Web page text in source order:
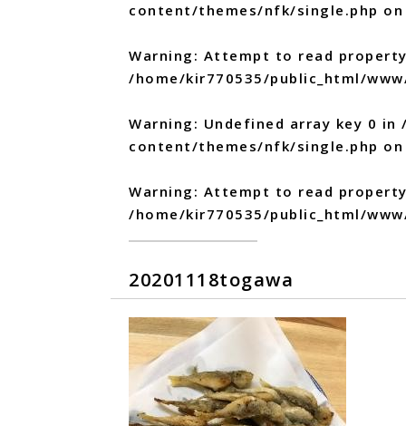
content/themes/nfk/single.php
Warning : Attempt to read
/home/kir770535/public_html/
Warning : Undefined array key 0 in
content/themes/nfk/single.php
Warning : Attempt to read
/home/kir770535/public_html/
20201118togawa